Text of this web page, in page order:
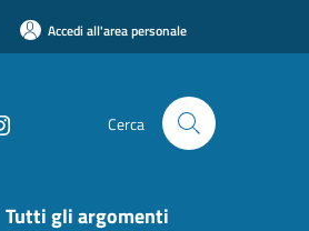
Accedi all'area personale
Cerca
Tutti gli argomenti